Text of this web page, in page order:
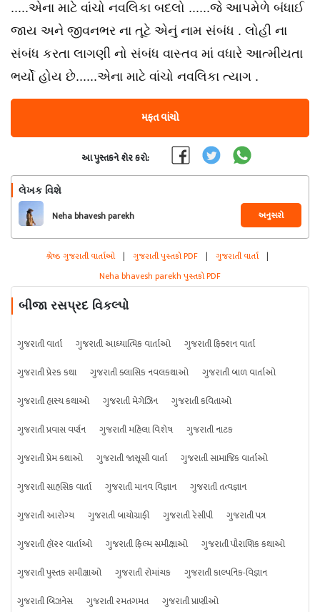
.....એના માટે વાંચો નવલિકા બદલો ......જે આપમેળે બંધાઈ
જાય અને જીવનભર ના તૂટે એનું નામ સંબંધ . લોહી ના
સંબંધ કરતા લાગણી નો સંબંધ વાસ્તવ માં વધારે આત્મીયતા
ભર્યો હોય છે......એના માટે વાંચો નવલિકા ત્યાગ .
મફત વાંચો
આ પુસ્તકને શેર કરો:
લેખક વિશે
Neha bhavesh parekh અનુસરો
શ્રેષ્ઠ ગુજરાતી વાર્તાઓ | ગુજરાતી પુસ્તકો PDF | ગુજરાતી વાર્તા |
Neha bhavesh parekh પુસ્તકો PDF
બીજા રસપ્રદ વિકલ્પો
ગુજરાતી વાર્તા ગુજરાતી આધ્યાત્મિક વાર્તાઓ
ગુજરાતી ફિક્શન વાર્તા
ગુજરાતી પ્રેરક કથા
ગુજરાતી ક્લાસિક નવલકથાઓ
ગુજરાતી બાળ વાર્તાઓ
ગુજરાતી હાસ્ય કથાઓ
ગુજરાતી મેગેઝિન
ગુજરાતી કવિતાઓ
ગુજરાતી પ્રવાસ વર્ણન
ગુજરાતી મહિલા વિશેષ
ગુજરાતી નાટક
ગુજરાતી પ્રેમ કથાઓ
ગુજરાતી જાસૂસી વાર્તા
ગુજરાતી સામાજિક વાર્તાઓ
ગુજરાતી સાહસિક વાર્તા
ગુજરાતી માનવ વિજ્ઞાન
ગુજરાતી તત્વજ્ઞાન
ગુજરાતી આરોગ્ય
ગુજરાતી બાયોગ્રાફી ગુજરાતી રેસીપી
ગુજરાતી પત્ર
ગુજરાતી હૉરર વાર્તાઓ
ગુજરાતી ફિલ્મ સમીક્ષાઓ
ગુજરાતી પૌરાણિક કથાઓ
ગુજરાતી પુસ્તક સમીક્ષાઓ
ગુજરાતી રોમાંચક
ગુજરાતી કાલ્પનિક-વિજ્ઞાન
ગુજરાતી બિઝનેસ
ગુજરાતી રમતગમત ગુજરાતી પ્રાણીઓ